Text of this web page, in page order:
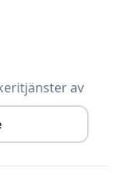
av
till